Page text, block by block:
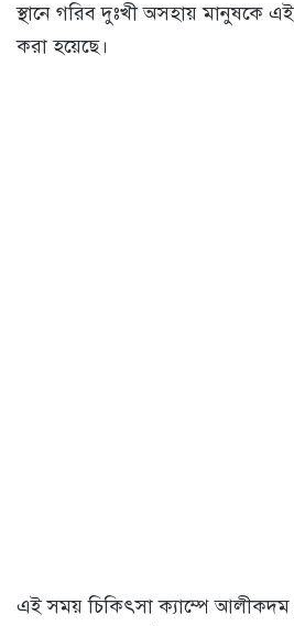
স্থানে গরিব দুঃখী অসহায় মানুষকে এই
করা হয়েছে।
এই সময় চিকিৎসা ক্যাম্পে